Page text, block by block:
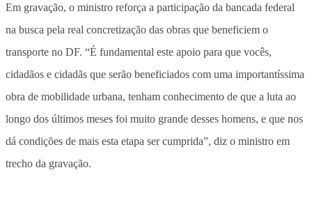
Em gravação, o ministro reforça a participação da bancada federal
na busca pela real concretização das obras que beneficiem o
transporte no DF. “É fundamental este apoio para que vocês,
cidadãos e cidadãs que serão beneficiados com uma importantíssima
obra de mobilidade urbana, tenham conhecimento de que a luta ao
longo dos últimos meses foi muito grande desses homens, e que nos
dá condições de mais esta etapa ser cumprida”, diz o ministro em
trecho da gravação.